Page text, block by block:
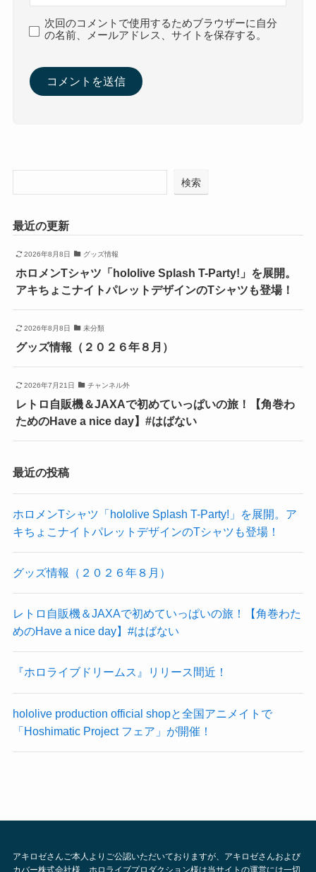
次回のコメントで使用するためブラウザーに自分
の名前、メールアドレス、サイトを保存する。
検索
最近の更新
2026年8月8日 グッズ情報
ホロメンTシャツ「hololive Splash T-Party!」を展開。
アキちょこナイトパレットデザインのTシャツも登場！
2026年8月8日 未分類
グッズ情報（２０２６年８月）
2026年7月21日 チャンネル外
レトロ自販機＆JAXAで初めていっぱいの旅！【角巻わ
ためのHave a nice day】#はばない
最近の投稿
ホロメンTシャツ「hololive Splash T-Party!」を展開。ア
キちょこナイトパレットデザインのTシャツも登場！
グッズ情報（２０２６年８月）
レトロ自販機＆JAXAで初めていっぱいの旅！【角巻わた
めのHave a nice day】#はばない
『ホロライブドリームス』リリース間近！
hololive production official shopと全国アニメイトで
「Hoshimatic Project フェア」が開催！
アキロゼさんご本人よりご公認いただいておりますが、アキロゼさんおよび
カバー株式会社様、ホロライブプロダクション様は当サイトの運営には一切